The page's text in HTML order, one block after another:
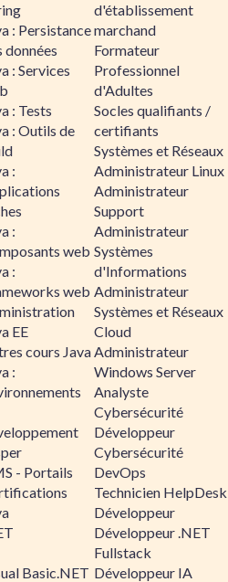
: Persistance
données
: Services
: Tests
: Outils de
:
:
web
:
web
EE
cours Java
:
- Portails
Basic.NET
d'établissement
marchand
Formateur
Professionnel
d'Adultes
Socles qualifiants /
certifiants
Systèmes et Réseaux
Administrateur Linux
Administrateur
Support
Administrateur
Systèmes
d'Informations
Administrateur
Systèmes et Réseaux
Cloud
Administrateur
Windows Server
Analyste
Cybersécurité
Développeur
Cybersécurité
DevOps
Technicien HelpDesk
Développeur
Développeur .NET
Fullstack
Développeur IA